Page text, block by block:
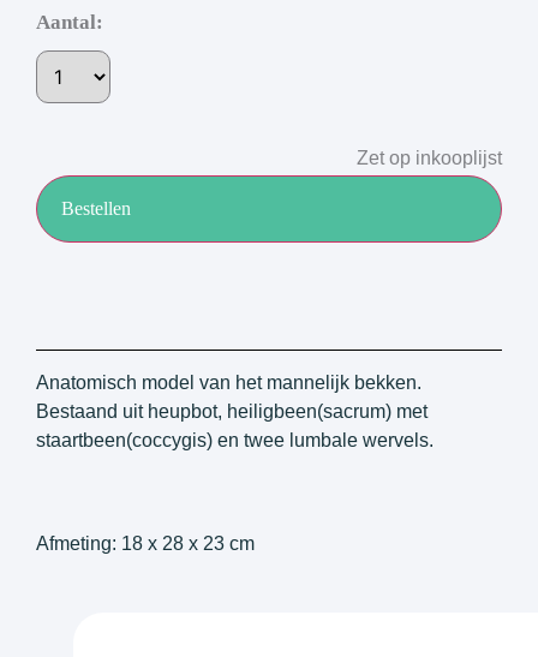
Aantal:
Bestellen
Zet op inkooplijst
Anatomisch model van het mannelijk bekken.
Bestaand uit heupbot, heiligbeen(sacrum) met
staartbeen(coccygis) en twee lumbale wervels.
Afmeting: 18 x 28 x 23 cm